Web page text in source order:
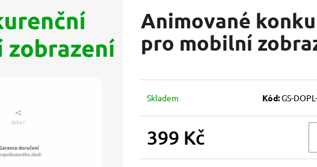
Animované
pro mobilní
Skladem Kód:GS-
399 Kč